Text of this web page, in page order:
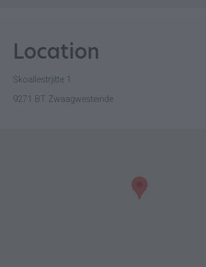
Location
Skoallestrjitte 1
9271 BT Zwaagwesteinde